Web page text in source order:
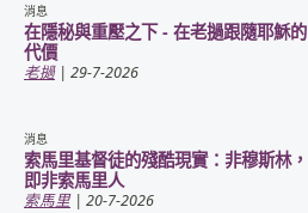
消息
在隱秘與重壓之下 - 在老撾跟隨耶穌的
代價
老撾| 29-7-2026
消息
索馬里基督徒的殘酷現實：非穆斯林，
即非索馬里人
索馬里| 20-7-2026